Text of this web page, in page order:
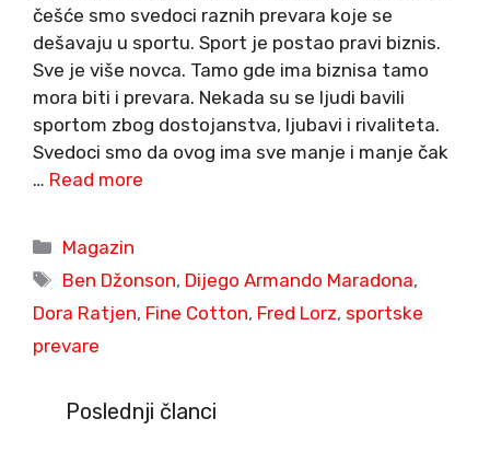
češće smo svedoci raznih prevara koje se
dešavaju u sportu. Sport je postao pravi biznis.
Sve je više novca. Tamo gde ima biznisa tamo
mora biti i prevara. Nekada su se ljudi bavili
sportom zbog dostojanstva, ljubavi i rivaliteta.
Svedoci smo da ovog ima sve manje i manje čak
… Read more
Categories
Magazin
Tags
Ben Džonson, Dijego Armando Maradona,
Dora Ratjen, Fine Cotton, Fred Lorz, sportske
prevare
Poslednji članci